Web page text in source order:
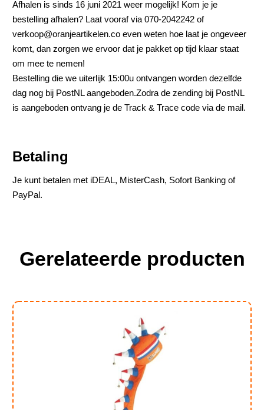
Afhalen is sinds 16 juni 2021 weer mogelijk! Kom je je
bestelling afhalen? Laat vooraf via 070-2042242 of
verkoop@oranjeartikelen.co even weten hoe laat je ongeveer
komt, dan zorgen we ervoor dat je pakket op tijd klaar staat
om mee te nemen!
Bestelling die we uiterlijk 15:00u ontvangen worden dezelfde
dag nog bij PostNL aangeboden.Zodra de zending bij PostNL
is aangeboden ontvang je de Track & Trace code via de mail.
Betaling
Je kunt betalen met iDEAL, MisterCash, Sofort Banking of
PayPal.
Gerelateerde producten